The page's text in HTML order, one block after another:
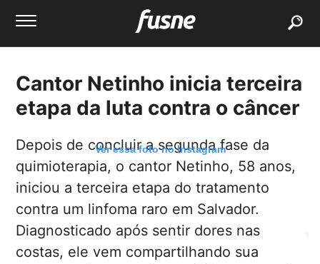
Cantor Netinho inicia terceira
etapa da luta contra o câncer
Depois de concluir a segunda fase da
quimioterapia, o cantor Netinho, 58 anos,
iniciou a terceira etapa do tratamento
contra um linfoma raro em Salvador.
Diagnosticado após sentir dores nas
costas, ele vem compartilhando sua
Ver essa foto no Instagram